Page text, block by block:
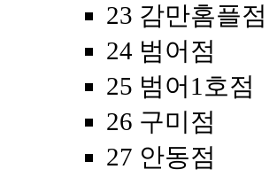
23 감만홈플점
24 범어점
25 범어1호점
26 구미점
27 안동점